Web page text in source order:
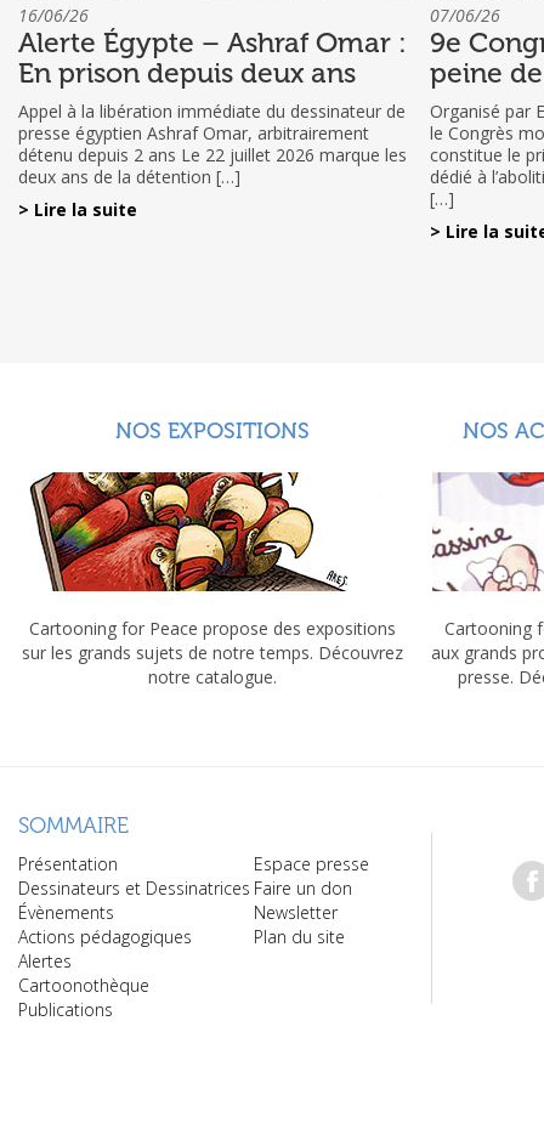
16/06/26
Alerte Égypte – Ashraf Omar :
En prison depuis deux ans
Appel à la libération immédiate du dessinateur de
presse égyptien Ashraf Omar, arbitrairement
détenu depuis 2 ans Le 22 juillet 2026 marque les
deux ans de la détention […]
> Lire la suite
07/06/26
9e
peine
Organisé par
le Congrès
constitue le
dédié à
[…]
> Lire la
NOS EXPOSITIONS
Cartooning for Peace propose des expositions
sur les grands sujets de notre temps. Découvrez
notre catalogue.
NOS
Cartooning
aux grands
presse.
SOMMAIRE
Présentation
Dessinateurs et Dessinatrices
Évènements
Actions pédagogiques
Alertes
Cartoonothèque
Publications
Espace presse
Faire un don
Newsletter
Plan du site